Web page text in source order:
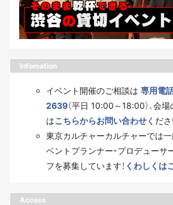
Infomation
イベント開催のご相談は 専用電
2639（平日 10:00～18:00）、会
はこちらからお問い合わせくださ
東京カルチャーカルチャーでは
ベントプランナー・プロデューサ
フを募集しています！ くわしくは
Access